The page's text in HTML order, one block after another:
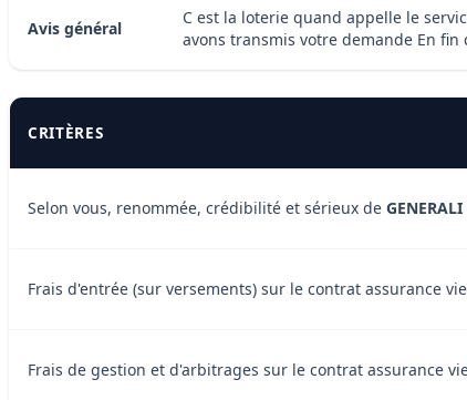
Avis général
C est la loterie quand appelle le
avons transmis votre demande En
CRITÈRES
Selon vous, renommée, crédibilité et sérieux de GENERALI
Frais d'entrée (sur versements) sur le contrat assurance vie
Frais de gestion et d'arbitrages sur le contrat assurance